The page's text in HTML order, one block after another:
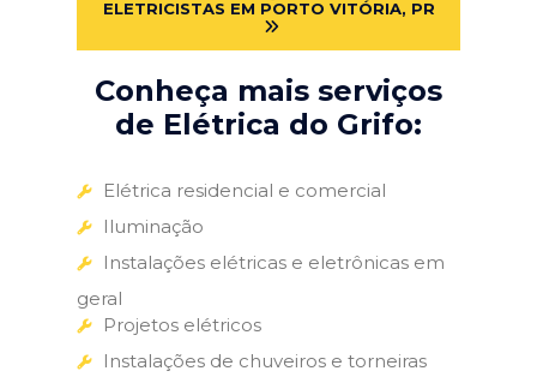
ELETRICISTAS EM PORTO VITÓRIA, PR
Conheça mais serviços
de Elétrica do Grifo:
Elétrica residencial e comercial
Iluminação
Instalações elétricas e eletrônicas em
geral
Projetos elétricos
Instalações de chuveiros e torneiras